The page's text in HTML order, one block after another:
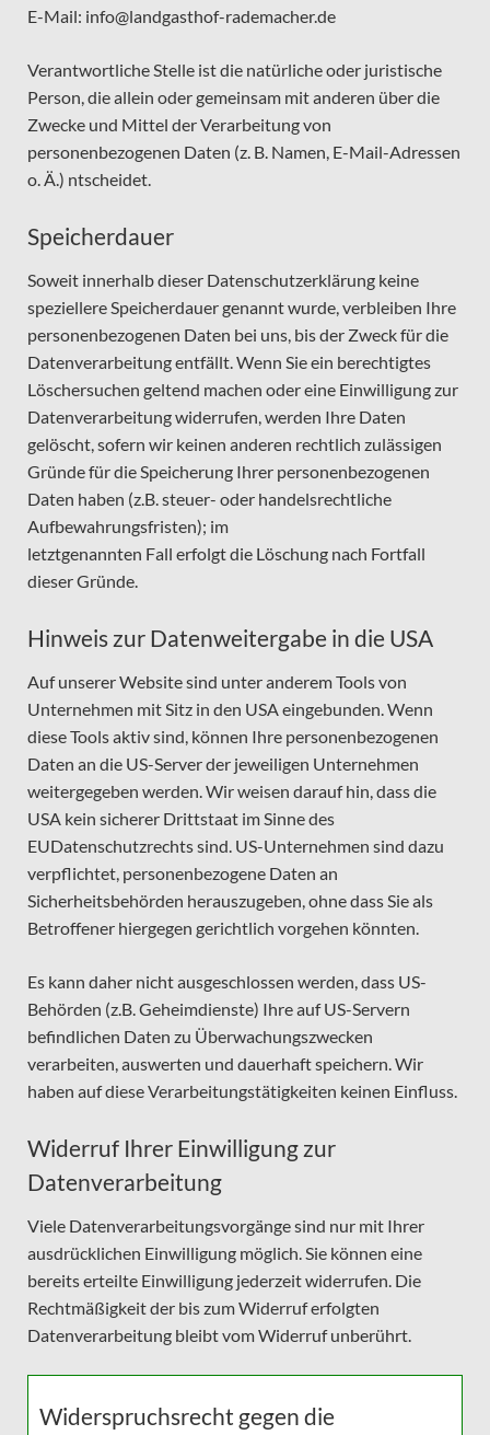
E-Mail: info@landgasthof-rademacher.de
Verantwortliche Stelle ist die natürliche oder juristische
Person, die allein oder gemeinsam mit anderen über die
Zwecke und Mittel der Verarbeitung von
personenbezogenen Daten (z. B. Namen, E-Mail-Adressen
o. Ä.) ntscheidet.
Speicherdauer
Soweit innerhalb dieser Datenschutzerklärung keine
speziellere Speicherdauer genannt wurde, verbleiben Ihre
personenbezogenen Daten bei uns, bis der Zweck für die
Datenverarbeitung entfällt. Wenn Sie ein berechtigtes
Löschersuchen geltend machen oder eine Einwilligung zur
Datenverarbeitung widerrufen, werden Ihre Daten
gelöscht, sofern wir keinen anderen rechtlich zulässigen
Gründe für die Speicherung Ihrer personenbezogenen
Daten haben (z.B. steuer- oder handelsrechtliche
Aufbewahrungsfristen); im
letztgenannten Fall erfolgt die Löschung nach Fortfall
dieser Gründe.
Hinweis zur Datenweitergabe in die USA
Auf unserer Website sind unter anderem Tools von
Unternehmen mit Sitz in den USA eingebunden. Wenn
diese Tools aktiv sind, können Ihre personenbezogenen
Daten an die US-Server der jeweiligen Unternehmen
weitergegeben werden. Wir weisen darauf hin, dass die
USA kein sicherer Drittstaat im Sinne des
EUDatenschutzrechts sind. US-Unternehmen sind dazu
verpflichtet, personenbezogene Daten an
Sicherheitsbehörden herauszugeben, ohne dass Sie als
Betroffener hiergegen gerichtlich vorgehen könnten.
Es kann daher nicht ausgeschlossen werden, dass US-
Behörden (z.B. Geheimdienste) Ihre auf US-Servern
befindlichen Daten zu Überwachungszwecken
verarbeiten, auswerten und dauerhaft speichern. Wir
haben auf diese Verarbeitungstätigkeiten keinen Einfluss.
Widerruf Ihrer Einwilligung zur
Datenverarbeitung
Viele Datenverarbeitungsvorgänge sind nur mit Ihrer
ausdrücklichen Einwilligung möglich. Sie können eine
bereits erteilte Einwilligung jederzeit widerrufen. Die
Rechtmäßigkeit der bis zum Widerruf erfolgten
Datenverarbeitung bleibt vom Widerruf unberührt.
Widerspruchsrecht gegen die